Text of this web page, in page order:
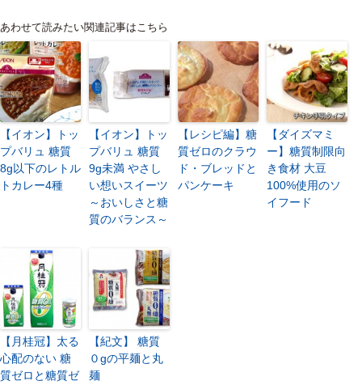
あわせて読みたい関連記事はこちら
【イオン】トッ
プバリュ 糖質
8g以下のレトル
トカレー4種
【イオン】トッ
プバリュ 糖質
9g未満 やさし
い想いスイーツ
～おいしさと糖
質のバランス～
【レシピ編】糖
質ゼロのクラウ
ド・ブレッドと
パンケーキ
【ダイズマミ
ー】糖質制限向
き食材 大豆
100%使用のソ
イフード
【月桂冠】太る
心配のない 糖
質ゼロと糖質ゼ
【紀文】 糖質
０gの平麺と丸
麺